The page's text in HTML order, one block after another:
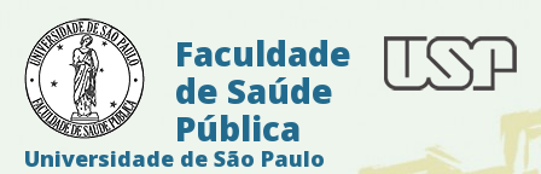
Faculdade
de Saúde
Pública
Universidade de São Paulo